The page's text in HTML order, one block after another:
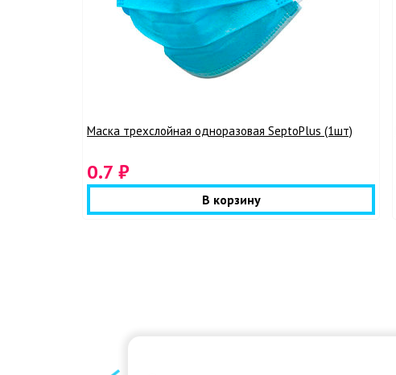
Маска трехслойная одноразовая SeptoPlus (1шт)
0.7 ₽
В корзину